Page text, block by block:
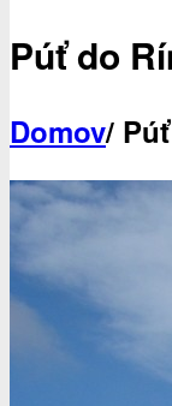
Púť do
Domov/